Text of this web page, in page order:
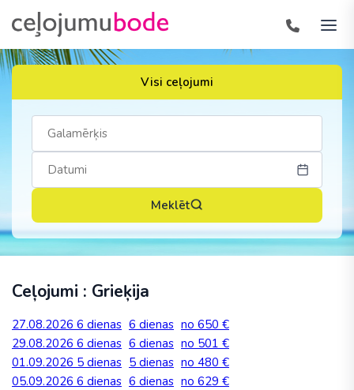
Visi ceļojumi
Meklēt
Ceļojumi : Grieķija
27.08.2026 6 dienas 6 dienas no 650 €
29.08.2026 6 dienas 6 dienas no 501 €
01.09.2026 5 dienas 5 dienas no 480 €
05.09.2026 6 dienas 6 dienas no 629 €